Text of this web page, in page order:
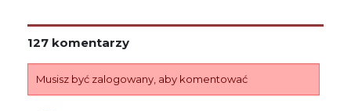
127 komentarzy
Musisz być zalogowany, aby komentować